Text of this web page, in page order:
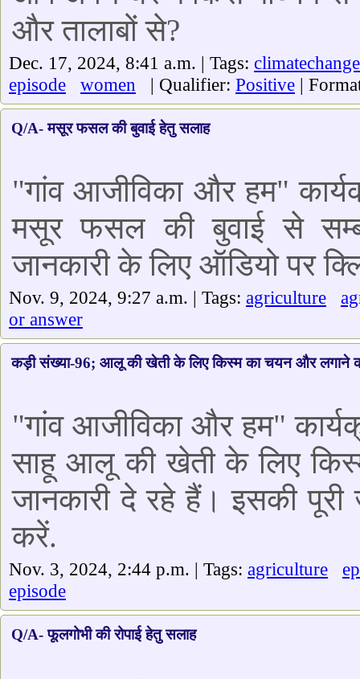
और तालाबों से?
Dec. 17, 2024, 8:41 a.m. | Tags: climatechange
episode
women | Qualifier: Positive |
Q/A- मसूर फसल की बुवाई हेतु सलाह
"गांव आजीविका और हम"
मसूर फसल की बुवाई से
जानकारी के लिए ऑडियो पर
Nov. 9, 2024, 9:27 a.m. | Tags: agriculture
or answer
कड़ी संख्या-96; आलू की खेती के लिए किस्म का चयन और लगाने
"गांव आजीविका और हम"
साहू आलू की खेती के लिए
जानकारी दे रहे हैं। इसकी
करें.
Nov. 3, 2024, 2:44 p.m. | Tags: agriculture
episode
Q/A- फूलगोभी की रोपाई हेतु सलाह